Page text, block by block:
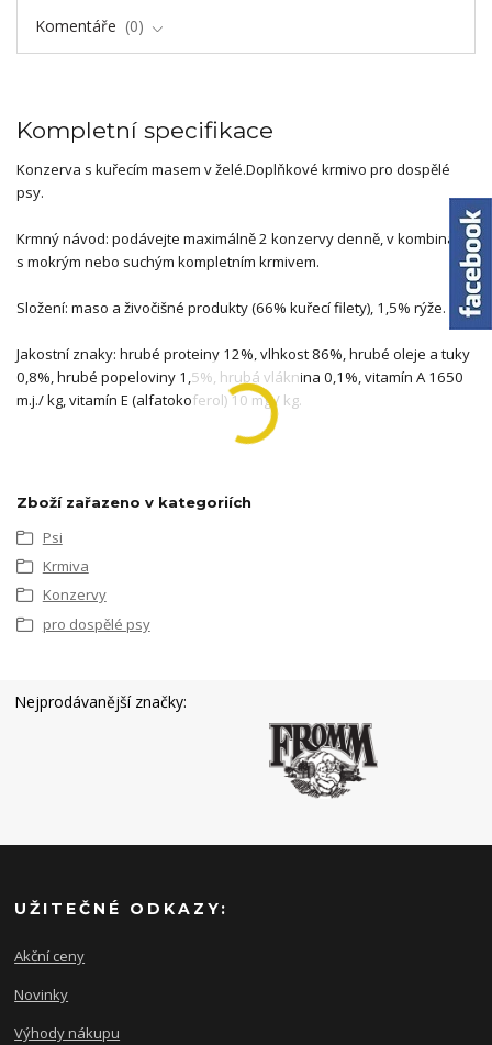
Komentáře
0
Kompletní specifikace
Konzerva s kuřecím masem v želé.Doplňkové krmivo pro dospělé
psy.
Krmný návod: podávejte maximálně 2 konzervy denně, v kombinaci
s mokrým nebo suchým kompletním krmivem.
Složení: maso a živočišné produkty (66% kuřecí filety), 1,5% rýže.
Jakostní znaky: hrubé proteiny 12%, vlhkost 86%, hrubé oleje a tuky
0,8%, hrubé popeloviny 1,5%, hrubá vláknina 0,1%, vitamín A 1650
m.j./ kg, vitamín E (alfatokoferol) 10 mg / kg.
Zboží zařazeno v kategoriích
Psi
Krmiva
Konzervy
pro dospělé psy
Nejprodávanější značky:
UŽITEČNÉ ODKAZY:
Akční ceny
Novinky
Výhody nákupu